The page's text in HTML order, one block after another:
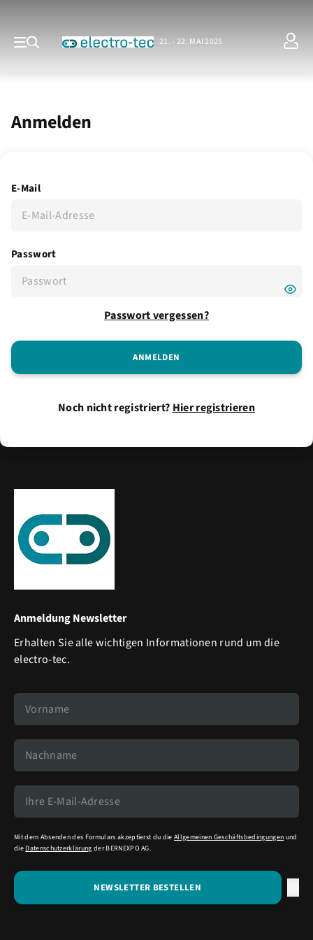
21. - 22. MAI 2025
Anmelden
E-Mail
Passwort
Passwort vergessen?
Noch nicht registriert? Hier registrieren
Anmeldung Newsletter
Erhalten Sie alle wichtigen Informationen rund um die
electro-tec.
Mit dem Absenden des Formulars akzeptierst du dieAllgemeinen Geschäftsbedingungen und
die Datenschutzerklärung der BERNEXPO AG.